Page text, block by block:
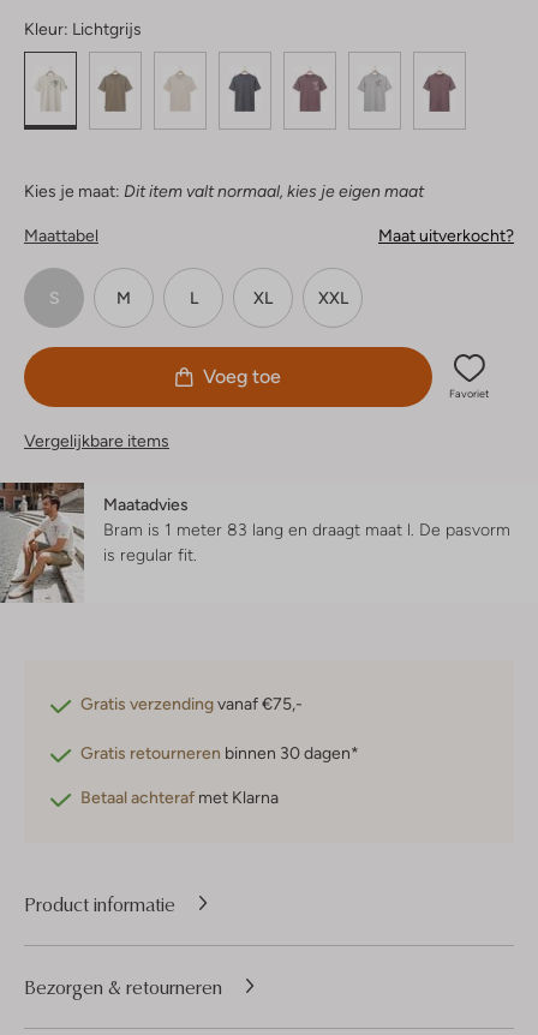
Kleur: Lichtgrijs
Kies je maat: Dit item valt normaal, kies je eigen maat
Maattabel Maat uitverkocht?
S M L XL XXL
Voeg toe
Favoriet
Vergelijkbare items
Maatadvies
Bram is 1 meter 83 lang en draagt maat l. De pasvorm
is regular fit
Gratis verzendingvanaf €75,-
Gratis retourneren binnen 30 dagen*
Betaal achteraf met Klarna
Product informatie
Bezorgen & retourneren